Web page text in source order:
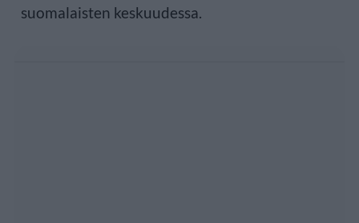
suomalaisten keskuudessa.